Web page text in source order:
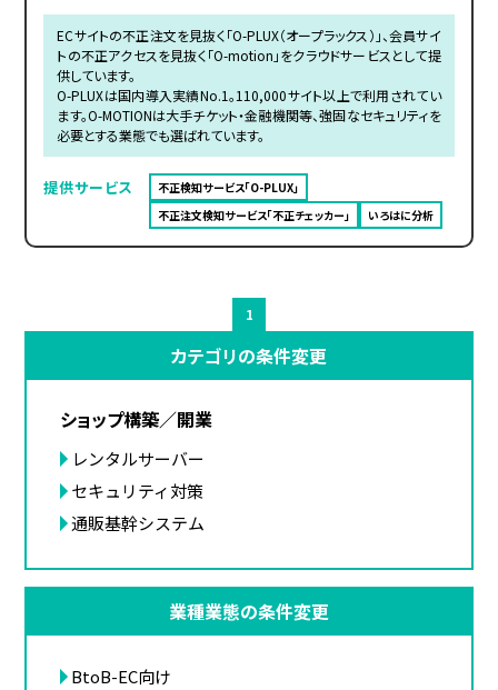
ECサイトの不正注文を見抜く「O-PLUX（オープラックス）」、会員サイ
トの不正アクセスを見抜く「O-motion」をクラウドサービスとして提
供しています。
O-PLUXは国内導入実績No.1。110,000サイト以上で利用されてい
ます。O-MOTIONは大手チケット・金融機関等、強固なセキュリティを
必要とする業態でも選ばれています。
提供サービス
不正検知サービス「O-PLUX」
不正注文検知サービス「不正チェッカー」
いろはに分析
1
カテゴリの条件変更
ショップ構築／開業
レンタルサーバー
セキュリティ対策
通販基幹システム
業種業態の条件変更
BtoB-EC向け